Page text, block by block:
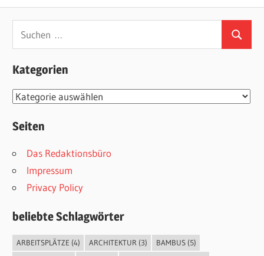
Beiträge
Suchen
nach:
Suchen
Kategorien
Kategorien
Seiten
Das Redaktionsbüro
Impressum
Privacy Policy
beliebte Schlagwörter
ARBEITSPLÄTZE (4) ARCHITEKTUR(3) BAMBUS(5)